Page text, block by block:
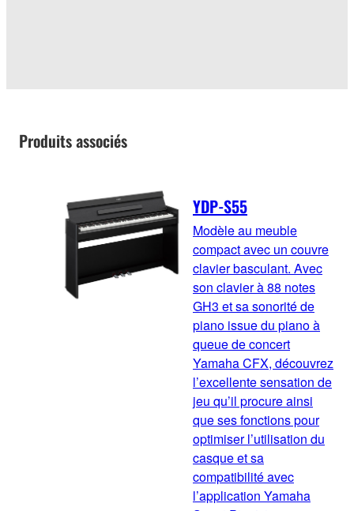
Produits associés
YDP-S55
Modèle au meuble
compact avec un couvre
clavier basculant. Avec
son clavier à 88 notes
GH3 et sa sonorité de
piano issue du piano à
queue de concert
Yamaha CFX, découvrez
l’excellente sensation de
jeu qu’il procure ainsi
que ses fonctions pour
optimiser l’utilisation du
casque et sa
compatibilité avec
l’application Yamaha